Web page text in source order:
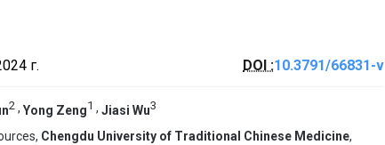
г. DOI :10.3791/66831-v
2 , Yong Zeng1 , Jiasi Wu3
Chengdu University of Traditional Chinese Medicine,